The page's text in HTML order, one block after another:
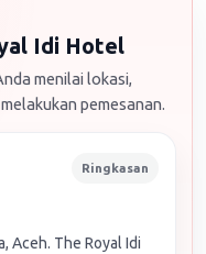
Idi Hotel
menilai lokasi,
pemesanan.
Ringkasan
Aceh. The Royal Idi